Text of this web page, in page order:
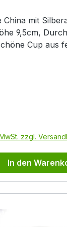
China mit
9,5cm,
so den
Cups. Die
abgestimmt
zusammen
zzgl.
In den